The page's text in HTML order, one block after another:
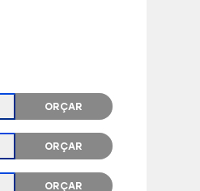
ORÇAR
ORÇAR
ORÇAR